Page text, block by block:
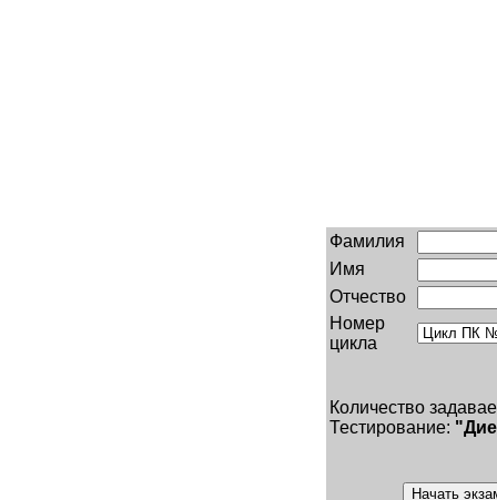
Фамилия
Имя
Отчество
Номер
цикла
Количество
Тестирование: